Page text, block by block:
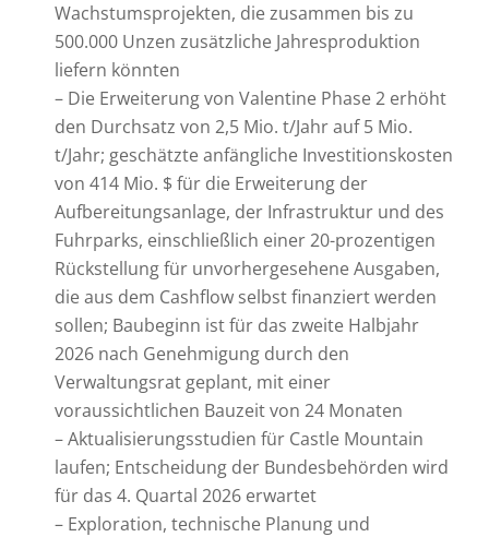
Wachstumsprojekten, die zusammen bis zu
500.000 Unzen zusätzliche Jahresproduktion
liefern könnten
– Die Erweiterung von Valentine Phase 2 erhöht
den Durchsatz von 2,5 Mio. t/Jahr auf 5 Mio.
t/Jahr; geschätzte anfängliche Investitionskosten
von 414 Mio. $ für die Erweiterung der
Aufbereitungsanlage, der Infrastruktur und des
Fuhrparks, einschließlich einer 20-prozentigen
Rückstellung für unvorhergesehene Ausgaben,
die aus dem Cashflow selbst finanziert werden
sollen; Baubeginn ist für das zweite Halbjahr
2026 nach Genehmigung durch den
Verwaltungsrat geplant, mit einer
voraussichtlichen Bauzeit von 24 Monaten
– Aktualisierungsstudien für Castle Mountain
laufen; Entscheidung der Bundesbehörden wird
für das 4. Quartal 2026 erwartet
– Exploration, technische Planung und